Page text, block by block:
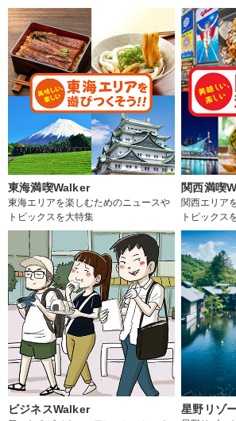
東海満喫Walker
東海エリアを楽しむためのニュースや
トピックスを大特集
関西満喫
関西エリア
トピックス
ビジネスWalker 星野リゾ